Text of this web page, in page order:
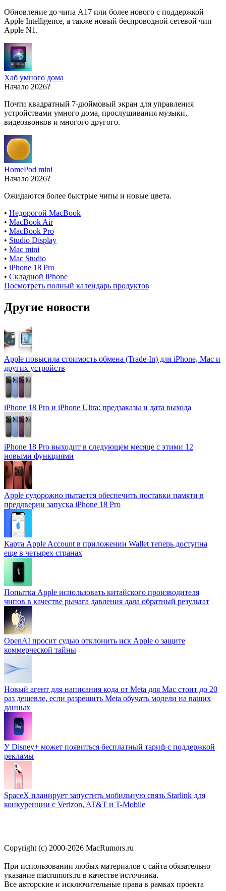
Обновление до чипа A17 или более нового с поддержкой
Apple Intelligence, а также новый беспроводной сетевой чип
Apple N1.
Хаб умного дома
Начало 2026?
Почти квадратный 7-дюймовый экран для управления
устройствами умного дома, прослушивания музыки,
видеозвонков и многого другого.
HomePod mini
Начало 2026?
Ожидаются более быстрые чипы и новые цвета.
• Недорогой MacBook
• MacBook Air
• MacBook Pro
• Studio Display
• Mac mini
• Mac Studio
• iPhone 18 Pro
• Складной iPhone
Посмотреть полный календарь продуктов
Другие новости
Apple повысила стоимость обмена (Trade-In) для iPhone, Mac и
других устройств
iPhone 18 Pro и iPhone Ultra: предзаказы и дата выхода
iPhone 18 Pro выходит в следующем месяце с этими 12
новыми функциями
Apple судорожно пытается обеспечить поставки памяти в
преддверии запуска iPhone 18 Pro
Карта Apple Account в приложении Wallet теперь доступна
еще в четырех странах
Попытка Apple использовать китайского производителя
чипов в качестве рычага давления дала обратный результат
OpenAI просит судью отклонить иск Apple о защите
коммерческой тайны
Новый агент для написания кода от Meta для Mac стоит до 20
раз дешевле, если разрешить Meta обучать модели на ваших
данных
У Disney+ может появиться бесплатный тариф с поддержкой
рекламы
SpaceX планирует запустить мобильную связь Starlink для
конкуренции с Verizon, AT&T и T-Mobile
Copyright (c) 2000-2026 MacRumors.ru
При использовании любых материалов с сайта обязательно
указание macrumors.ru в качестве источника.
Все авторские и исключительные права в рамках проекта